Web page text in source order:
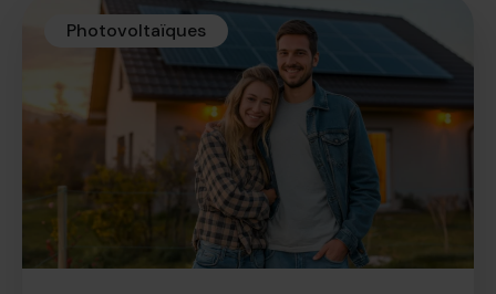
Photovoltaïques